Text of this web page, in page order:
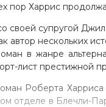
пор Харрис
своей супругой
автор нескольких
в жанре
лист престижной
Роберта
отделе в Блечли-